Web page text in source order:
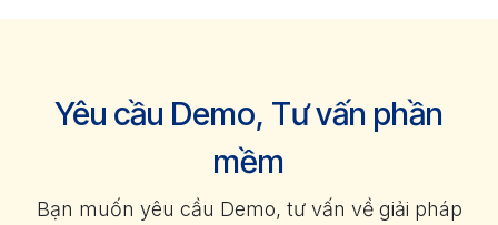
Yêu cầu Demo, Tư vấn phần
mềm
Bạn muốn yêu cầu Demo, tư vấn về giải pháp